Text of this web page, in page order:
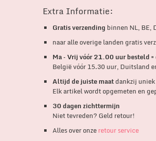
Extra Informatie:
Gratis verzending binnen NL, BE,
naar alle overige landen gratis
Ma – Vrij vóór 21.00 uur besteld
België vóór 15.30 uur, Duitsland
Altijd de juiste maatdankzij
Elk artikel wordt opgemeten en
30 dagen zichttermijn
Niet tevreden? Geld retour!
Alles over onzeretour service